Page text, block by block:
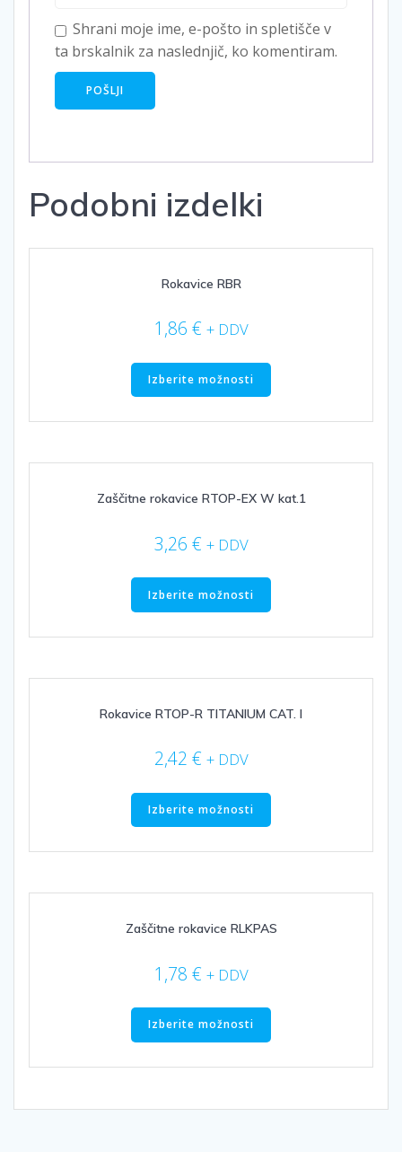
Shrani moje ime, e-pošto in spletišče v
ta brskalnik za naslednjič, ko komentiram.
Podobni izdelki
Rokavice RBR
1,86 € + DDV
Izberite možnosti
Ta
ima
več
Možnosti
izberete
Zaščitne rokavice RTOP-EX W kat.1
3,26 € + DDV
Izberite možnosti
Ta
ima
več
Možnosti
izberete
Rokavice RTOP-R TITANIUM CAT. I
2,42 € + DDV
Izberite možnosti
ima
več
Možnosti
izberete
Zaščitne rokavice RLKPAS
1,78 € + DDV
Izberite možnosti
Ta
ima
več